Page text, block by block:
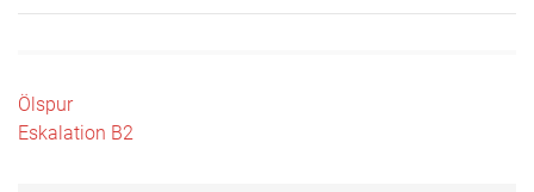
Beitragsnavigation
Ölspur
Eskalation B2